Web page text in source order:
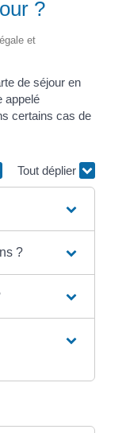
?
et
de séjour en
appelé
certains cas de
Tout déplier
?